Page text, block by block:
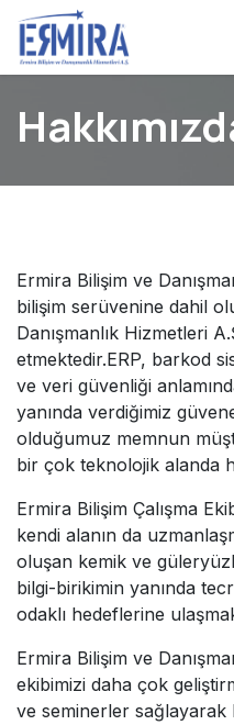
İçereği Atla
Ermira Bilişim ve
bilişim serüvenine dahil
Danışmanlık Hizmetleri
etmektedir.ERP, barkod
ve veri güvenliği
yanında verdiğimiz
olduğumuz memnun
bir çok teknolojik alanda
Ermira Bilişim Çalışma
kendi alanın da
oluşan kemik ve
bilgi-birikimin yanında
odaklı hedeflerine
Ermira Bilişim ve
ekibimizi daha çok
ve seminerler